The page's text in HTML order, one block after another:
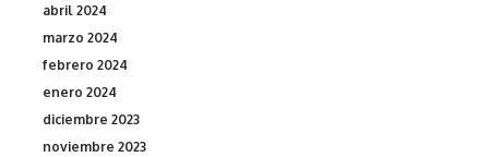
abril 2024
marzo 2024
febrero 2024
enero 2024
diciembre 2023
noviembre 2023